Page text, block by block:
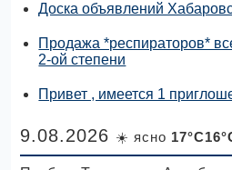
Доска объявлений
Продажа *респираторов*
2-ой степени
Привет , имеется 1
9.08.2026 ☀️ ясно